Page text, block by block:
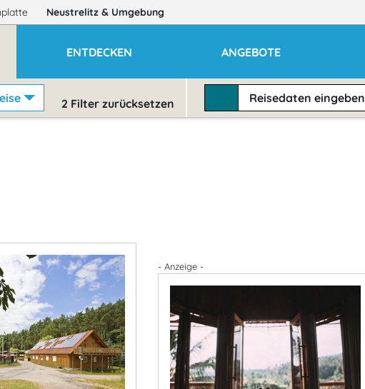
Neustrelitz & Umgebung
ENTDECKEN ANGEBOTE
2 Filter zurücksetzen Reisedateneingeben
- Anzeige -